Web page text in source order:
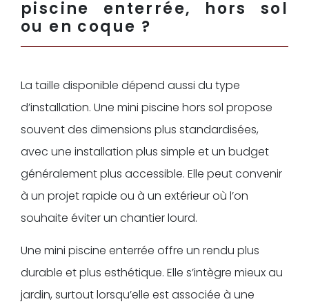
piscine enterrée, hors sol
ou en coque ?
La taille disponible dépend aussi du type
d’installation. Une mini piscine hors sol propose
souvent des dimensions plus standardisées,
avec une installation plus simple et un budget
généralement plus accessible. Elle peut convenir
à un projet rapide ou à un extérieur où l’on
souhaite éviter un chantier lourd.
Une mini piscine enterrée offre un rendu plus
durable et plus esthétique. Elle s’intègre mieux au
jardin, surtout lorsqu’elle est associée à une